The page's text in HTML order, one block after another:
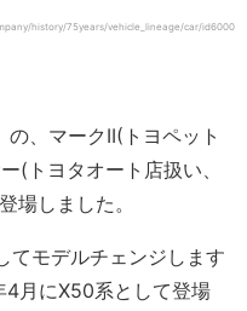
history/75years/vehicle_lineage/car/id6000
、マークII(トヨペット
(トヨタオート店扱い、
場しました。
てモデルチェンジします
4月にX50系として登場